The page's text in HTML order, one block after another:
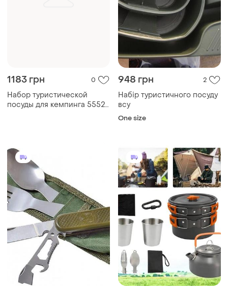
1183 грн 0
Набор туристической
посуды для кемпинга 5552
948 грн 2
Набір туристичного посуду
всу
One size